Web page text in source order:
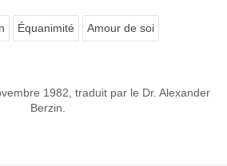
Équanimité Amour de soi
1982, traduit par le Dr. Alexander
Berzin.